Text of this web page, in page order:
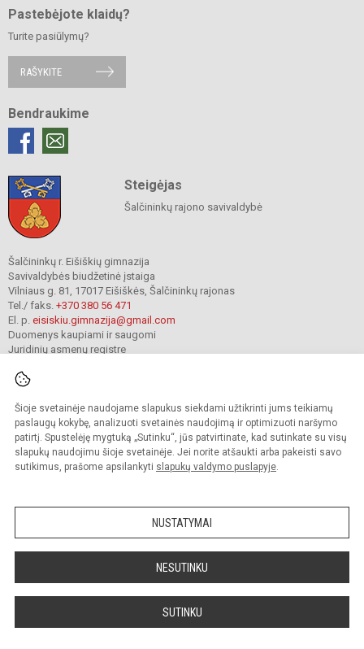
Šioje svetainėje naudojame slapukus siekdami užtikrinti jums teikiamų
paslaugų kokybę, analizuoti svetainės naudojimą ir optimizuoti naršymo
patirtį. Spustelėję mygtuką „Sutinku“, jūs patvirtinate, kad sutinkate su visų
slapukų naudojimu šioje svetainėje. Jei norite atšaukti arba pakeisti savo
sutikimus, prašome apsilankyti slapukų valdymo puslapyje.
NUSTATYMAI
NESUTINKU
SUTINKU
Pastebėjote klaidų?
Turite pasiūlymų?
RAŠYKITE
Bendraukime
Steigėjas
Šalčininkų rajono savivaldybė
Šalčininkų r. Eišiškių gimnazija
Savivaldybės biudžetinė įstaiga
Vilniaus g. 81, 17017 Eišiškės, Šalčininkų rajonas
Tel./ faks. +370 380 56 471
El. p. eisiskiu.gimnazija@gmail.com
Duomenys kaupiami ir saugomi
Juridinių asmenų registre
© 2024. Šalčininkų r. Eišiškių gimnazija. Visos teisės saugomos.
Kopijuoti turinį be raštiško įstaigos administracijos sutikimo griežtai draudžiama.
Prieinamumo paraiška Slapukų valdymas